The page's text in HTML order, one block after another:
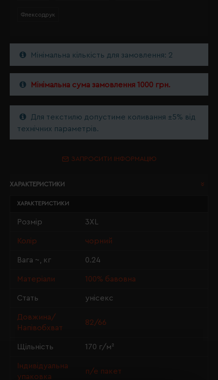
Флексодрук
Мінімальна кількість для замовлення: 2
Мінімальна сума замовлення 1000 грн.
Для текстилю допустиме коливання ±5% від
технічних параметрів.
ЗАПРОСИТИ ІНФОРМАЦІЮ
ХАРАКТЕРИСТИКИ
ХАРАКТЕРИСТИКИ
Розмір 3XL
Колір чорний
Вага ~, кг 0.24
Матеріали 100% бавовна
Стать унісекс
Довжина/
Напівобхват
82/66
Щільність 170 г/м²
Індивідуальна
упаковка
п/е пакет